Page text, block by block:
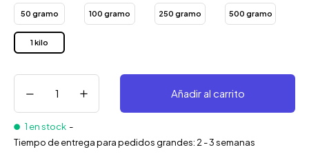
50 gramo 100 gramo 250 gramo 500 gramo
1 kilo
Añadir al carrito
1 en stock -
Tiempo de entrega para pedidos grandes: 2 - 3 semanas